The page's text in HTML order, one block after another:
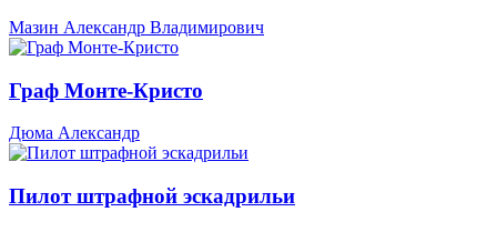
Мазин Александр Владимирович
Граф Монте-Кристо
Дюма Александр
Пилот штрафной эскадрильи